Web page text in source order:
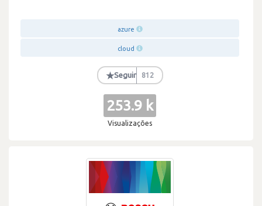
azure
cloud
★Seguir 812
253.9 k
Visualizações